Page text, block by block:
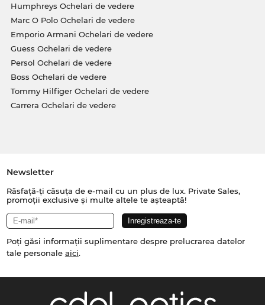
Humphreys Ochelari de vedere
Marc O Polo Ochelari de vedere
Emporio Armani Ochelari de vedere
Guess Ochelari de vedere
Persol Ochelari de vedere
Boss Ochelari de vedere
Tommy Hilfiger Ochelari de vedere
Carrera Ochelari de vedere
Newsletter
Răsfață-ți căsuța de e-mail cu un plus de lux. Private Sales,
promoții exclusive și multe altele te așteaptă!
Poți găsi informații suplimentare despre prelucrarea datelor
tale personale aici.